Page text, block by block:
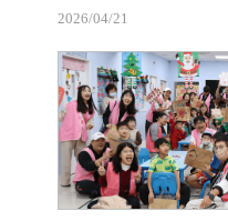
2026/04/21